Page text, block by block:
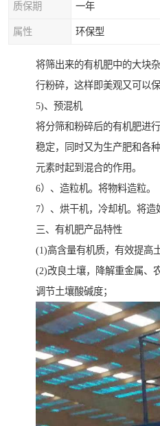
质保期 一年
属性 环保型
将筛出来的有机肥中的大块
行粉碎，这样即美观又可以
5)、预混机
将分筛和粉碎后的有机肥进
稳定，同时又为生产肥和各
元素时起到混合的作用。
6）、造粒机。将物料造粒。
7）、烘干机，冷却机。将造
三、有机肥产品特性
(1)高含量有机质，有效提高
(2)改良土壤，降解重金属、
调节土壤酸碱度；